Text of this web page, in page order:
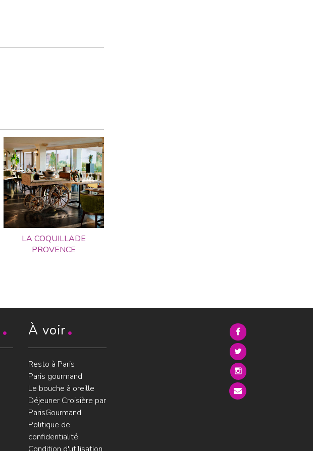
LA COQUILLADE
PROVENCE
À voir
Resto à Paris
Paris gourmand
Le bouche à oreille
Déjeuner Croisière par
ParisGourmand
Politique de
confidentialité